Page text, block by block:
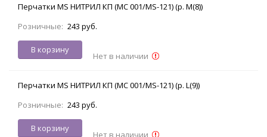
Перчатки MS НИТРИЛ КП (MC 001/MS-121) (р. M(8))
Розничные: 243 руб.
В корзину
Нет в наличии
Перчатки MS НИТРИЛ КП (MC 001/MS-121) (р. L(9))
Розничные: 243 руб.
В корзину
Нет в наличии